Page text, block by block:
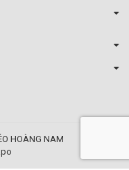
HOÀNG NAM